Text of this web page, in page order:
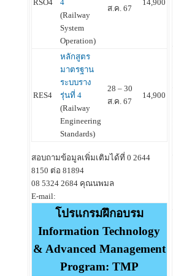
RSO4
4
(Railway
System
Operation)
ส.ค. 67
14,900
RES4
หลักสูตร
มาตรฐาน
ระบบราง
รุ่นที่ 4
(Railway
Engineering
Standards)
28 – 30
ส.ค. 67
14,900
สอบถามข้อมูลเพิ่มเติมได้ที่ 0 2644
8150 ต่อ 81894
08 5324 2684 คุณนพมล
E-mail:
โปรแกรมฝึกอบรม
Information Technology
& Advanced Management
Program: TMP